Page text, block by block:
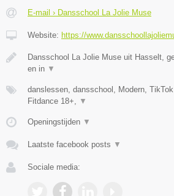
E-mail › Dansschool La Jolie Muse
Website: https://
Dansschool La Jolie Muse uit Hasselt,
en in ▼
danslessen, dansschool, Modern,
Fitdance 18+,
▼
Openingstijden ▼
Laatste facebook posts ▼
Sociale media: